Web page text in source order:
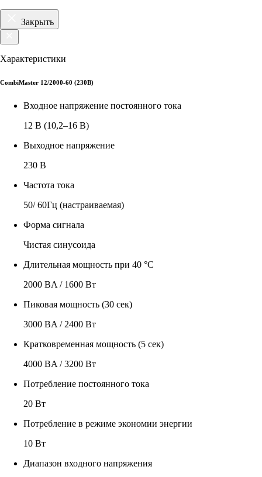
Закрыть
Характеристики
CombiMaster 12/2000-60 (230В)
Входное напряжение постоянного тока
12 В (10,2–16 В)
Выходное напряжение
230 В
Частота тока
50/ 60Гц (настраиваемая)
Форма сигнала
Чистая синусоида
Длительная мощность при 40 °C
2000 ВA / 1600 Вт
Пиковая мощность (30 сек)
3000 ВA / 2400 Вт
Кратковременная мощность (5 сек)
4000 ВA / 3200 Вт
Потребление постоянного тока
20 Вт
Потребление в режиме экономии энергии
10 Вт
Диапазон входного напряжения